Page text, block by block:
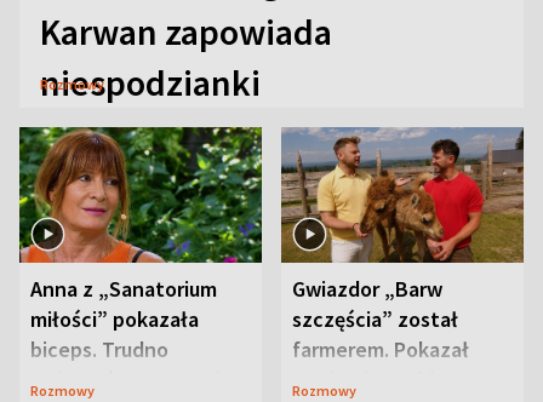
Karwan zapowiada
niespodzianki
Rozmowy
Anna z „Sanatorium
miłości” pokazała
biceps. Trudno
uwierzyć, co przeszła
Rozmowy
Gwiazdor „Barw
szczęścia” został
farmerem. Pokazał
swoje niezwykłe
Rozmowy